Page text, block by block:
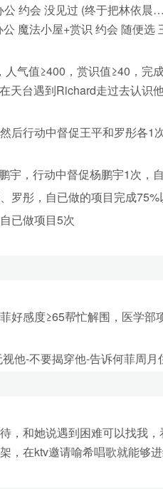
约会 没见过 (终于把林依晨
魔法小屋+赏识 约会 随便选
值≥400，赏识值≥40，完
台遇到Richard走过去认识
行动中督促王平和罗彤各1
，行动中督促杨鹏宇1次，自
彤，自已做的项目完成75%
已做项目5次
感度≥65帮忙解围，医学部
-不要揭穿他-告诉何菲周月
和她说遇到困难可以找我，
在ktv邀请喻希唱歌就能够进